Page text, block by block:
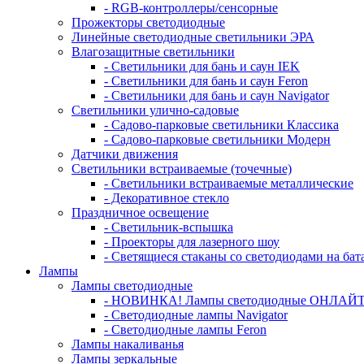
- RGB-контроллеры/сенсорные
Прожекторы светодиодные
Линейные светодиодные светильники ЭРА
Влагозащитные светильники
- Cветильники для бань и саун IEK
- Cветильники для бань и саун Feron
- Cветильники для бань и саун Navigator
Светильники улично-садовые
- Садово-парковые светильники Классика
- Садово-парковые светильники Модерн
Датчики движения
Светильники встраиваемые (точечные)
- Светильники встраиваемые металлические
- Декоративное стекло
Праздничное освещение
- Светильник-вспышка
- Проекторы для лазерного шоу
- Светящиеся стаканы со светодиодами на
Лампы
Лампы светодиодные
- НОВИНКА! Лампы светодиодные
- Светодиодные лампы Navigator
- Светодиодные лампы Feron
Лампы накаливанья
Лампы зеркальные